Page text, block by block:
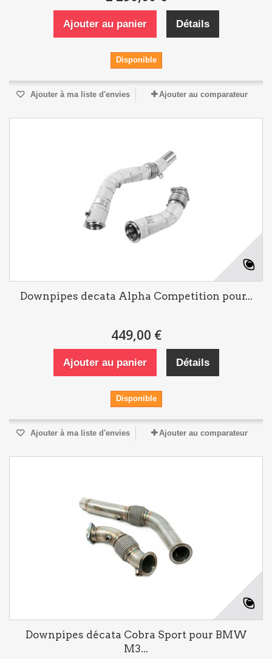
Ajouter au panier Détails
Disponible
Ajouter à ma liste d'envies Ajouter au comparateur
Downpipes decata Alpha Competition pour...
449,00 €
Ajouter au panier Détails
Disponible
Ajouter à ma liste d'envies Ajouter au comparateur
Downpipes décata Cobra Sport pour BMW
M3...